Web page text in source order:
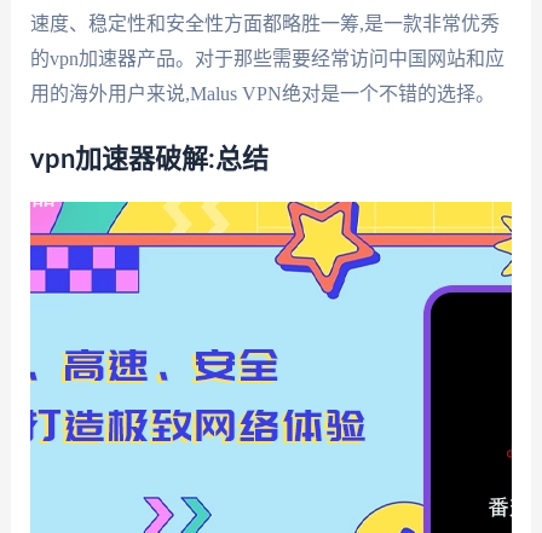
速度、稳定性和安全性方面都略胜一筹,是一款非常优秀
的vpn加速器产品。对于那些需要经常访问中国网站和应
用的海外用户来说,Malus VPN绝对是一个不错的选择。
vpn加速器破解:总结